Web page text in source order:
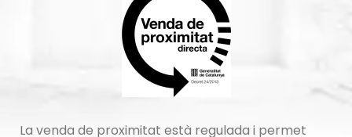
La venda de proximitat està regulada i permet